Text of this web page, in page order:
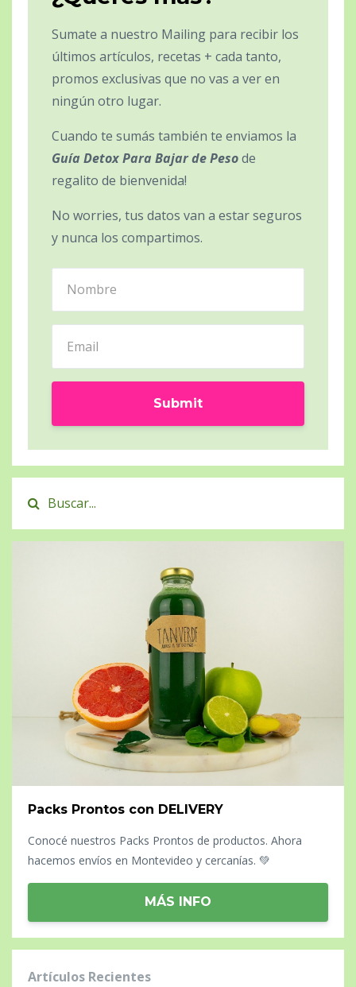
Sumate a nuestro Mailing para recibir los
últimos artículos, recetas + cada tanto,
promos exclusivas que no vas a ver en
ningún otro lugar.
Cuando te sumás también te enviamos la
Guía Detox Para Bajar de Pesode
regalito de bienvenida!
No worries, tus datos van a estar seguros
y nunca los compartimos.
Submit
Packs Prontos con DELIVERY
Conocé nuestros Packs Prontos de productos. Ahora
hacemos envíos en Montevideo y cercanías. 💚
MÁS INFO
Artículos Recientes